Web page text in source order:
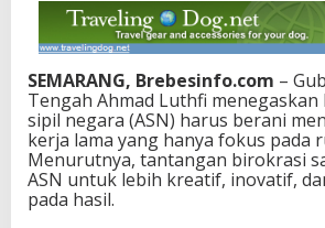
SEMARANG, Brebesinfo.com –
Tengah Ahmad Luthfi
sipil negara (ASN) harus berani
kerja lama yang hanya fokus pada
Menurutnya, tantangan birokrasi
ASN untuk lebih kreatif, inovatif,
pada hasil.